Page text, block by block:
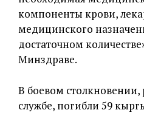
компоненты крови,
медицинского
достаточном
Минздраве.
В боевом столкновении,
службе, погибли 59